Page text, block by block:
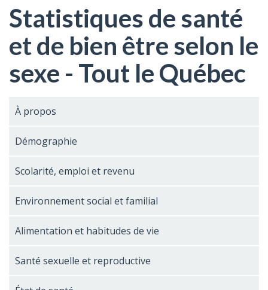
santé
Statistiques de santé
et de bien être selon le
sexe - Tout le Québec
À propos
Démographie
Scolarité, emploi et revenu
Environnement social et familial
Alimentation et habitudes de vie
Santé sexuelle et reproductive